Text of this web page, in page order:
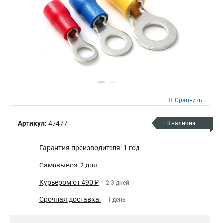
Артикул: 47477
Сравнить
В наличии
Гарантия производителя: 1 год
Самовывоз: 2 дня
Курьером от 490 ₽ 2-3 дней
Срочная доставка: 1 день